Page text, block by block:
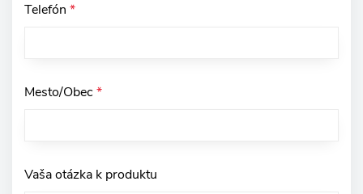
Telefón *
Mesto/Obec*
Vaša otázka k produktu